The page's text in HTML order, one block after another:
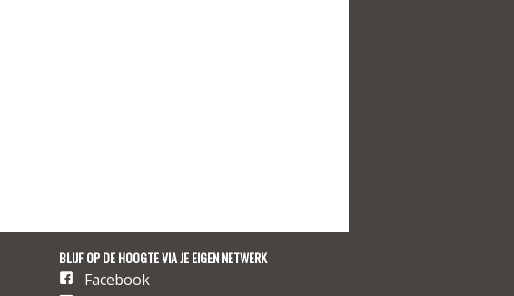
BLIJF OP DE HOOGTE VIA JE EIGEN NETWERK
Facebook